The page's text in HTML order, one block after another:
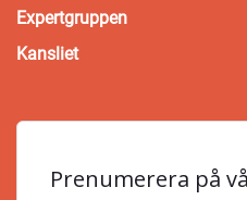
Expertgruppen
Kansliet
Prenumerera på